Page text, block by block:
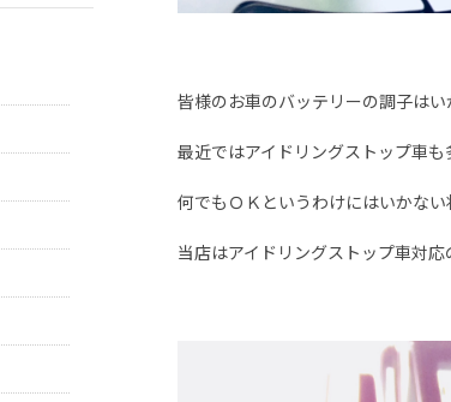
皆様のお車のバッテリーの調子はい
最近ではアイドリングストップ車も
何でもＯＫというわけにはいかない
当店はアイドリングストップ車対